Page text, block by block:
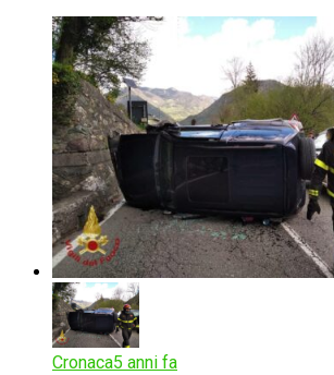
Cronaca5 anni fa